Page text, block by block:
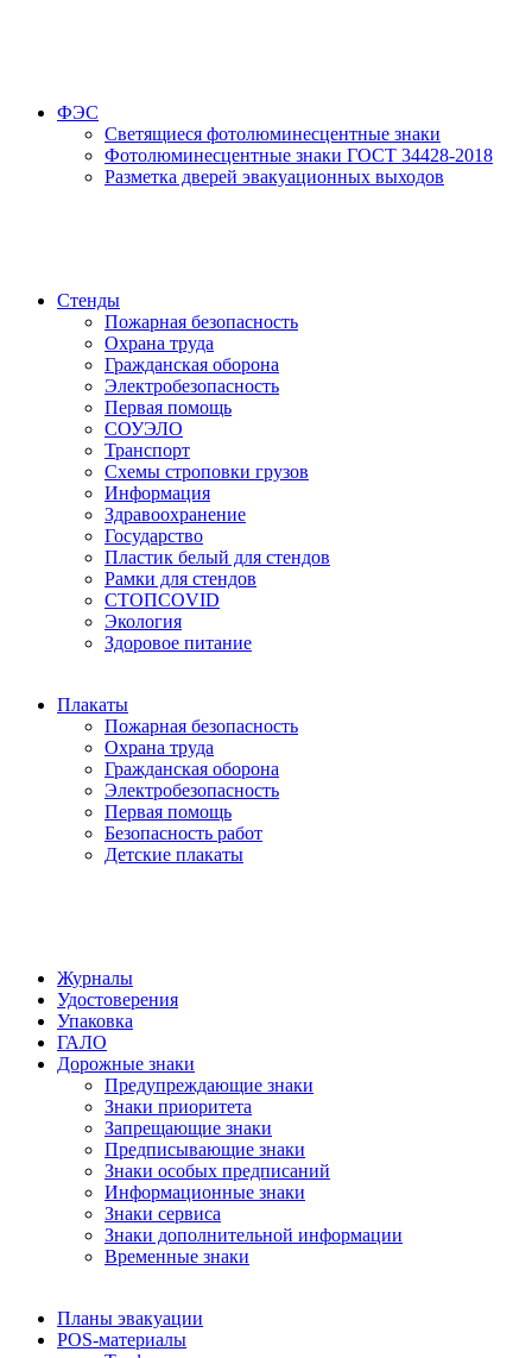
ФЭС
Светящиеся фотолюминесцентные знаки
Фотолюминесцентные знаки ГОСТ 34428-2018
Разметка дверей эвакуационных выходов
Стенды
Пожарная безопасность
Охрана труда
Гражданская оборона
Электробезопасность
Первая помощь
СОУЭЛО
Транспорт
Схемы строповки грузов
Информация
Здравоохранение
Государство
Пластик белый для стендов
Рамки для стендов
СТОПCOVID
Экология
Здоровое питание
Плакаты
Пожарная безопасность
Охрана труда
Гражданская оборона
Электробезопасность
Первая помощь
Безопасность работ
Детские плакаты
Журналы
Удостоверения
Упаковка
ГАЛО
Дорожные знаки
Предупреждающие знаки
Знаки приоритета
Запрещающие знаки
Предписывающие знаки
Знаки особых предписаний
Информационные знаки
Знаки сервиса
Знаки дополнительной информации
Временные знаки
Планы эвакуации
POS-материалы